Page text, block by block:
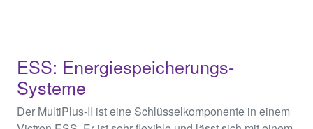
ESS: Energiespeicherungs-
Systeme
Der MultiPlus-II ist eine Schlüsselkomponente in einem